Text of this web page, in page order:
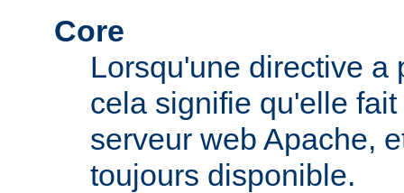
Core
Lorsqu'une directive a
cela signifie qu'elle
serveur web Apache,
toujours disponible.